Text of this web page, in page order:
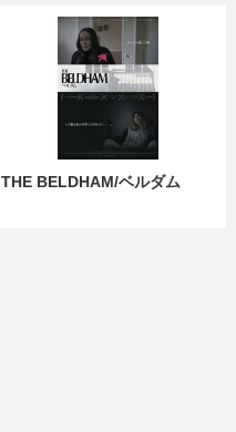
THE BELDHAM/ベルダム